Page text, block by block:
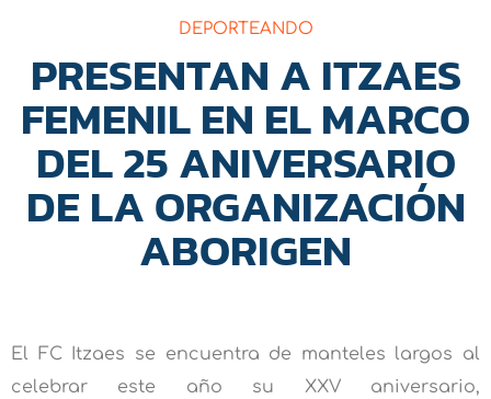
DEPORTEANDO
PRESENTAN A ITZAES
FEMENIL EN EL MARCO
DEL 25 ANIVERSARIO
DE LA ORGANIZACIÓN
ABORIGEN
El FC Itzaes se encuentra de manteles largos al
celebrar este año su XXV aniversario,